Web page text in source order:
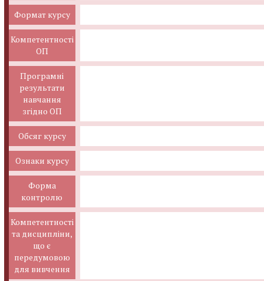
Формат курсу
Компетентності
ОП
Програмні
результати
навчання
згідно ОП
Обсяг курсу
Ознаки курсу
Форма
контролю
Компетентності
та дисципліни,
що є
передумовою
для вивчення